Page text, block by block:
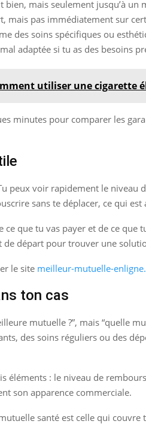
bien, mais seulement jusqu’à un
mais pas immédiatement sur
des soins spécifiques ou
adaptée si tu as des besoins
utiliser une cigarette
minutes pour comparer les
peux voir rapidement le
sans te déplacer, ce qui
que tu vas payer et de ce que
départ pour trouver une
le site meilleur-mutuelle-
ton cas
mutuelle ?”, mais “quelle
des soins réguliers ou des
: le niveau de
son apparence commerciale.
santé est celle qui